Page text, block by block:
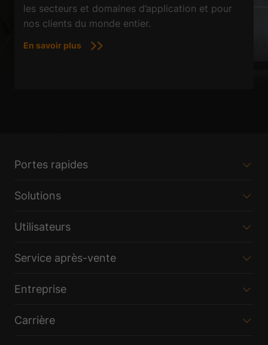
les secteurs et domaines d’application et pour
nos clients du monde entier.
En savoir plus
Portes rapides
Solutions
Utilisateurs
Service après-vente
Entreprise
Carrière